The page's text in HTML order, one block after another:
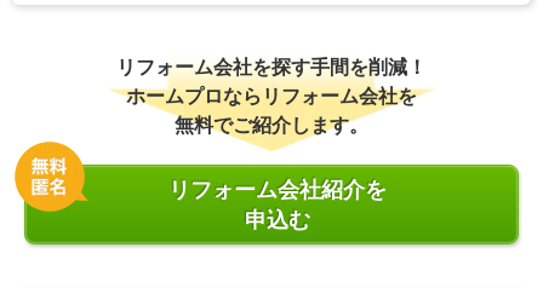
リフォーム会社を探す手間を削減！
ホームプロならリフォーム会社を
無料でご紹介します。
リフォーム会社紹介を
申込む